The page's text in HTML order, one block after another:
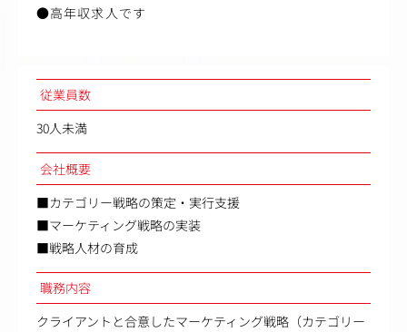
●高年収求人です
従業員数
30人未満
会社概要
■カテゴリー戦略の策定・実行支援
■マーケティング戦略の実装
■戦略人材の育成
職務内容
クライアントと合意したマーケティング戦略（カテゴリー